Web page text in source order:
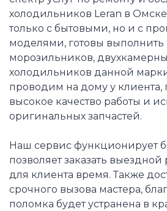
холодильников Leran в
только с бытовыми, но и с
моделями, готовы выполнить
морозильников,
холодильников данной
проводим на дому у клиента,
высокое качество работы и
оригинальных запчастей.
Наш сервис функционирует
позволяет заказать
для клиента время. Также
срочного вызова мастера,
поломка будет устранена в